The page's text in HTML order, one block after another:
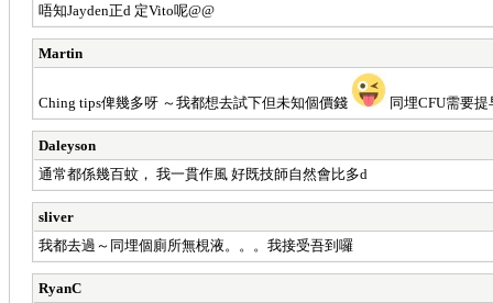
唔知Jayden正d 定Vito呢@@
Martin
Ching tips俾幾多呀 ～我都想去試下但未知個價錢 同埋CFU需要
Daleyson
通常都係幾百蚊， 我一貫作風 好既技師自然會比多d
sliver
我都去過～同埋個廁所無梘液。。。我接受吾到囉
RyanC